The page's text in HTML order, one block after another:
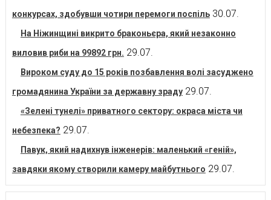
конкурсах, здобувши чотири перемоги поспіль 30.07.
На Ніжинщині викрито браконьєра, який незаконно
виловив риби на 99892 грн. 29.07.
Вироком суду до 15 років позбавлення волі засуджено
громадянина України за державну зраду 29.07.
«Зелені тунелі» приватного сектору: окраса міста чи
небезпека? 29.07.
Павук, який надихнув інженерів: маленький «геній»,
завдяки якому створили камеру майбутнього 29.07.